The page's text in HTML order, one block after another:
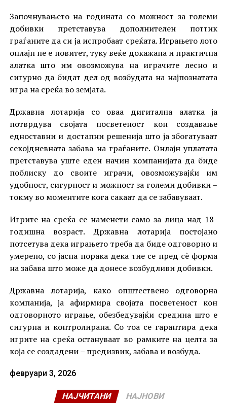
Започнувањето на годината со можност за големи
добивки претставува дополнителен поттик
граѓаните да си ја испробаат среќата. Играњето лото
онлајн не е новитет, туку веќе докажана и практична
алатка што им овозможува на играчите лесно и
сигурно да бидат дел од возбудата на најпознатата
игра на среќа во земјата.
Државна лотарија со оваа дигитална алатка ја
потврдува својата посветеност кон создавање
едноставни и достапни решенија што ја збогатуваат
секојдневната забава на граѓаните. Онлајн уплатата
претставува уште еден начин компанијата да биде
поблиску до своите играчи, овозможувајќи им
удобност, сигурност и можност за големи добивки –
токму во моментите кога сакаат да се забавуваат.
Игрите на среќа се наменети само за лица над 18-
годишна возраст. Државна лотарија постојано
потсетува дека играњето треба да биде одговорно и
умерено, со јасна порака дека тие се пред сè форма
на забава што може да донесе возбудливи добивки.
Државна лотарија, како општествено одговорна
компанија, ја афирмира својата посветеност кон
одговорното играње, обезбедувајќи средина што е
сигурна и контролирана. Со тоа се гарантира дека
игрите на среќа остануваат во рамките на целта за
која се создадени – предизвик, забава и возбуда.
февруари 3, 2026
НАЈЧИТАНИ НАЈНОВИ